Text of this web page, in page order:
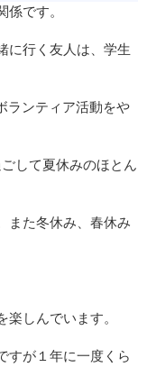
です。
に行く友人は、学生
ランティア活動をや
して夏休みのほとん
また冬休み、春休み
しんでいます。
すが１年に一度くら